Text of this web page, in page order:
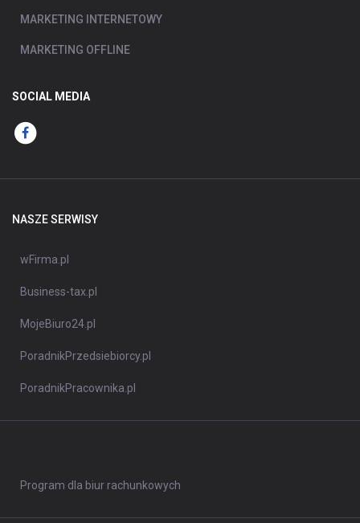
MARKETING INTERNETOWY
MARKETING OFFLINE
SOCIAL MEDIA
NASZE SERWISY
wFirma.pl
Business-tax.pl
MojeBiuro24.pl
PoradnikPrzedsiebiorcy.pl
PoradnikPracownika.pl
Program dla biur rachunkowych